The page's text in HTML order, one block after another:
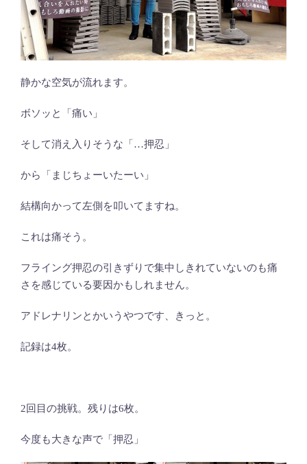
静かな空気が流れます。
ボソッと「痛い」
そして消え入りそうな「…押忍」
から「まじちょーいたーい」
結構向かって左側を叩いてますね。
これは痛そう。
フライング押忍の引きずりで集中しきれていないのも痛
さを感じている要因かもしれません。
アドレナリンとかいうやつです、きっと。
記録は4枚。
2回目の挑戦。残りは6枚。
今度も大きな声で「押忍」